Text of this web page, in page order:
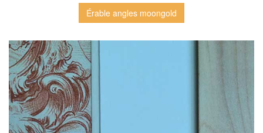
Érable angles moongold